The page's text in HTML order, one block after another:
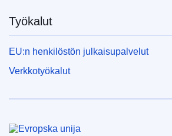
Työkalut
EU:n henkilöstön julkaisupalvelut
Verkkotyökalut